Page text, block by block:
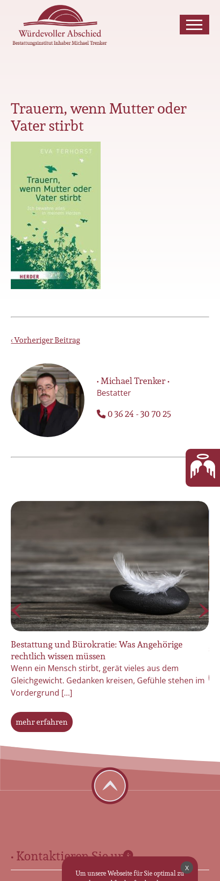
Trauern, wenn Mutter oder
Vater stirbt
‹ Vorheriger Beitrag
• Michael Trenker •
Bestatter
0 36 24 - 30 70 25
Bestattung und Bürokratie: Was Angehörige
rechtlich wissen müssen
Wenn ein Mensch stirbt, gerät vieles aus dem
Gleichgewicht. Gedanken kreisen, Gefühle stehen im
Vordergrund […]
mehr erfahren
• Kontaktieren Sie uns •
Für Sie in Ohrdruf:Um unsere Webseite für Sie optimal zu
X